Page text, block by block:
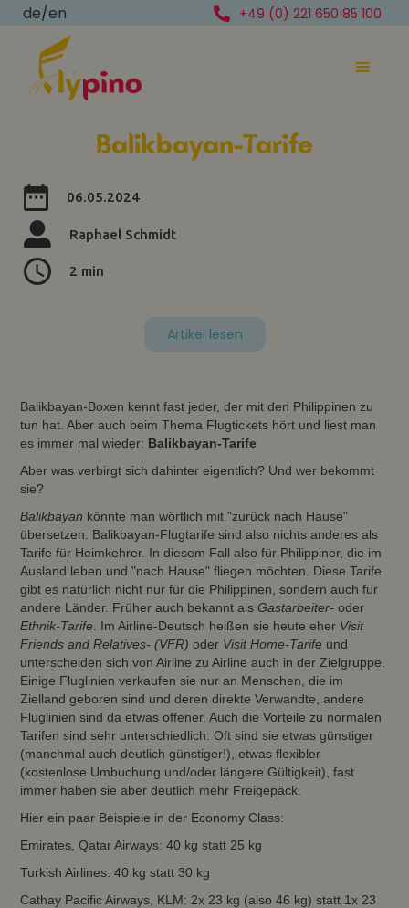
de/en +49 (0) 221 650 85 100
Balikbayan-Tarife
06.05.2024
Raphael Schmidt
2 min
Artikel lesen
Balikbayan-Boxen kennt fast jeder, der mit den Philippinen zu
tun hat. Aber auch beim Thema Flugtickets hört und liest man
es immer mal wieder: Balikbayan-Tarife
Aber was verbirgt sich dahinter eigentlich? Und wer bekommt
sie?
Balikbayan könnte man wörtlich mit "zurück nach Hause"
übersetzen. Balikbayan-Flugtarife sind also nichts anderes als
Tarife für Heimkehrer. In diesem Fall also für Philippiner, die im
Ausland leben und "nach Hause" fliegen möchten. Diese Tarife
gibt es natürlich nicht nur für die Philippinen, sondern auch für
andere Länder. Früher auch bekannt alsGastarbeiter-oder
Ethnik-Tarife . Im Airline-Deutsch heißen sie heute eher Visit
Friends and Relatives- (VFR) oder Visit Home-Tarife und
unterscheiden sich von Airline zu Airline auch in der Zielgruppe.
Einige Fluglinien verkaufen sie nur an Menschen, die im
Zielland geboren sind und deren direkte Verwandte, andere
Fluglinien sind da etwas offener. Auch die Vorteile zu normalen
Tarifen sind sehr unterschiedlich: Oft sind sie etwas günstiger
(manchmal auch deutlich günstiger!), etwas flexibler
(kostenlose Umbuchung und/oder längere Gültigkeit), fast
immer haben sie aber deutlich mehr Freigepäck.
Hier ein paar Beispiele in der Economy Class:
Emirates, Qatar Airways: 40 kg statt 25 kg
Turkish Airlines: 40 kg statt 30 kg
Cathay Pacific Airways, KLM: 2x 23 kg (also 46 kg) statt 1x 23